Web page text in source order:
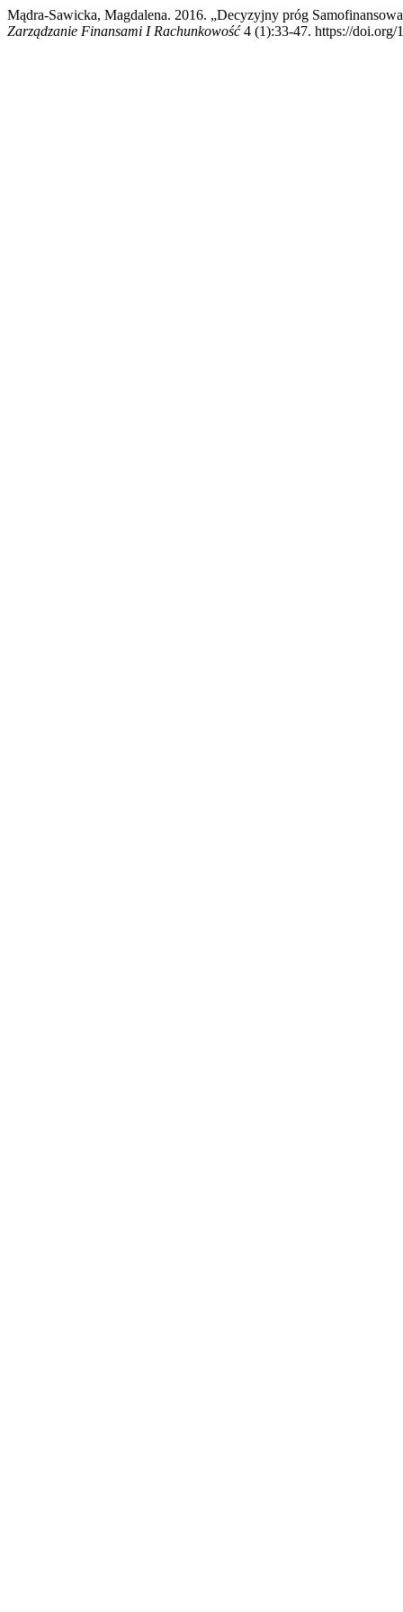
Mądra-Sawicka, Magdalena. 2016. „Decyzyjny próg
Zarządzanie Finansami I Rachunkowość4 (1):33-47. https://doi.org/